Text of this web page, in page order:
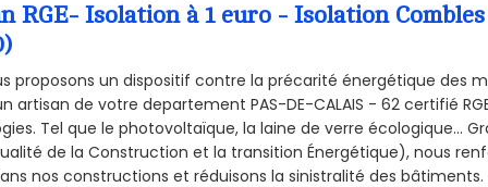
RGE- Isolation à 1 euro - Isolation
proposons un dispositif contre la précarité énergétique des
artisan de votre departement PAS-DE-CALAIS - 62 certifié
Tel que le photovoltaïque, la laine de verre écologique...
de la Construction et la transition Énergétique), nous
nos constructions et réduisons la sinistralité des bâtiments.